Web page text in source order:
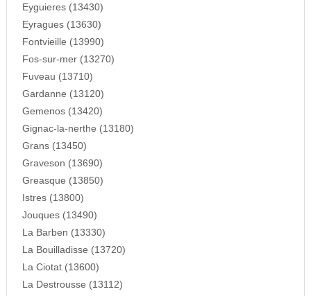
Eyguieres (13430)
Eyragues (13630)
Fontvieille (13990)
Fos-sur-mer (13270)
Fuveau (13710)
Gardanne (13120)
Gemenos (13420)
Gignac-la-nerthe (13180)
Grans (13450)
Graveson (13690)
Greasque (13850)
Istres (13800)
Jouques (13490)
La Barben (13330)
La Bouilladisse (13720)
La Ciotat (13600)
La Destrousse (13112)